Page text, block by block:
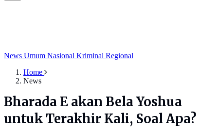
News Umum Nasional Kriminal Regional
Home
News
Bharada E akan Bela Yoshua
untuk Terakhir Kali, Soal Apa?